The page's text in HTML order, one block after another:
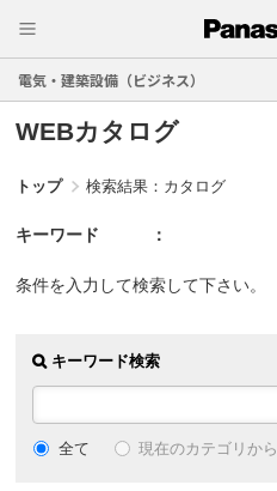
電気・建築設備（ビジネス）
WEBカタログ
トップ 検索結果：カタログ
キーワード
条件を入力して検索して下さい。
キーワード検索
全て 現在のカテゴリから